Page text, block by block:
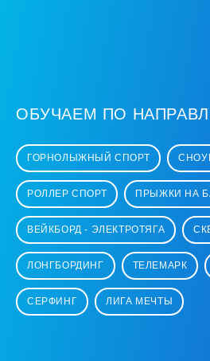
ОБУЧАЕМ ПО
ГОРНОЛЫЖНЫЙ СПОРТ
РОЛЛЕР СПОРТ ПРЫЖКИ НА
ВЕЙКБОРД - ЭЛЕКТРОТЯГА
ЛОНГБОРДИНГ ТЕЛЕМАРК
СЕРФИНГ ЛИГА МЕЧТЫ